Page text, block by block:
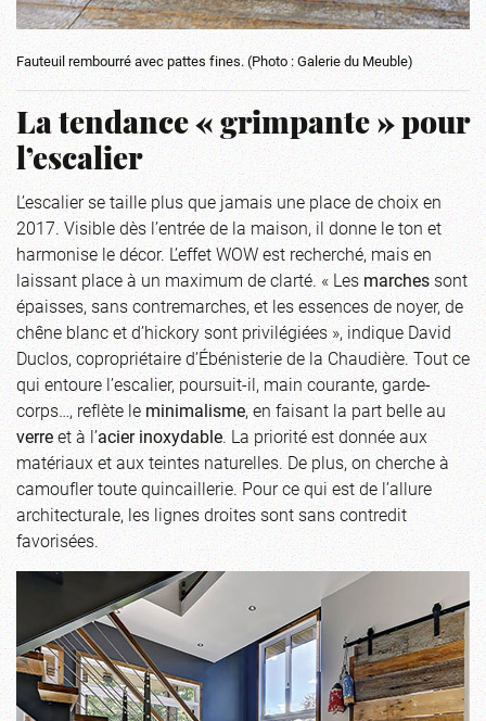
Fauteuil rembourré avec pattes fines. (Photo : Galerie du Meuble)
La tendance « grimpante » pour
l’escalier
L’escalier se taille plus que jamais une place de choix en
2017. Visible dès l’entrée de la maison, il donne le ton et
harmonise le décor. L’effet WOW est recherché, mais en
laissant place à un maximum de clarté. « Lesmarchessont
épaisses, sans contremarches, et les essences de noyer, de
chêne blanc et d’hickory sont privilégiées », indique David
Duclos, copropriétaire d’Ébénisterie de la Chaudière. Tout ce
qui entoure l’escalier, poursuit-il, main courante, garde-
corps…, reflète leminimalisme, en faisant la part belle au
verreet à l’acier inoxydable. La priorité est donnée aux
matériaux et aux teintes naturelles. De plus, on cherche à
camoufler toute quincaillerie. Pour ce qui est de l’allure
architecturale, les lignes droites sont sans contredit
favorisées.